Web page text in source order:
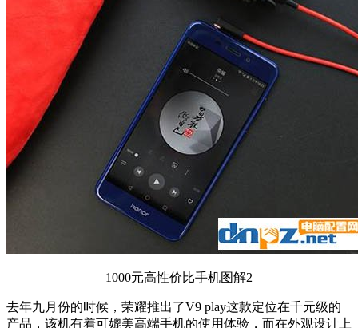
1000元高性价比手机图解2
去年九月份的时候，荣耀推出了V9 play这款定位在千元级的
产品，该机有着可媲美高端手机的使用体验，而在外观设计上